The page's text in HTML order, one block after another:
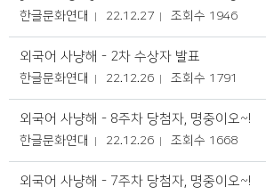
한글문화연대 22.12.27 조회수 1946
외국어 사냥해 - 2차 수상자 발표
한글문화연대 22.12.26 조회수 1791
외국어 사냥해 - 8주차 당첨자, 명중이오~!
한글문화연대 22.12.26 조회수 1668
외국어 사냥해 - 7주차 당첨자, 명중이오~!